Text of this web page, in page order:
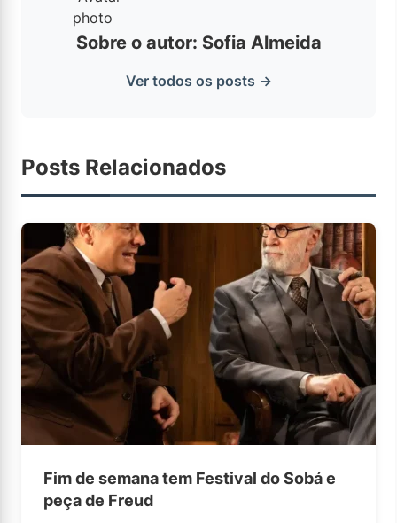
Sobre o autor: Sofia Almeida
Ver todos os posts →
Posts Relacionados
Fim de semana tem Festival do Sobá e
peça de Freud